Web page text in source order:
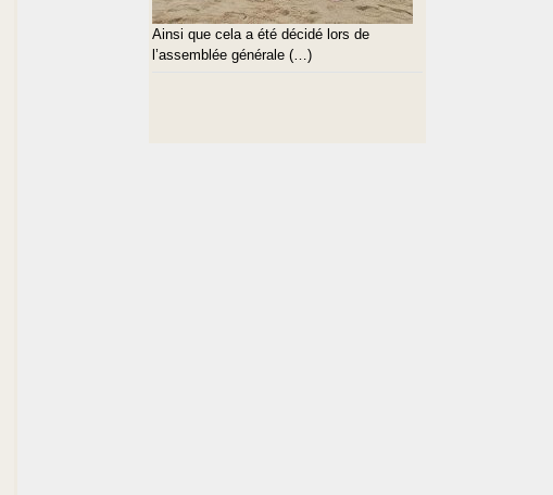
Ainsi que cela a été décidé lors de
l’assemblée générale (…)